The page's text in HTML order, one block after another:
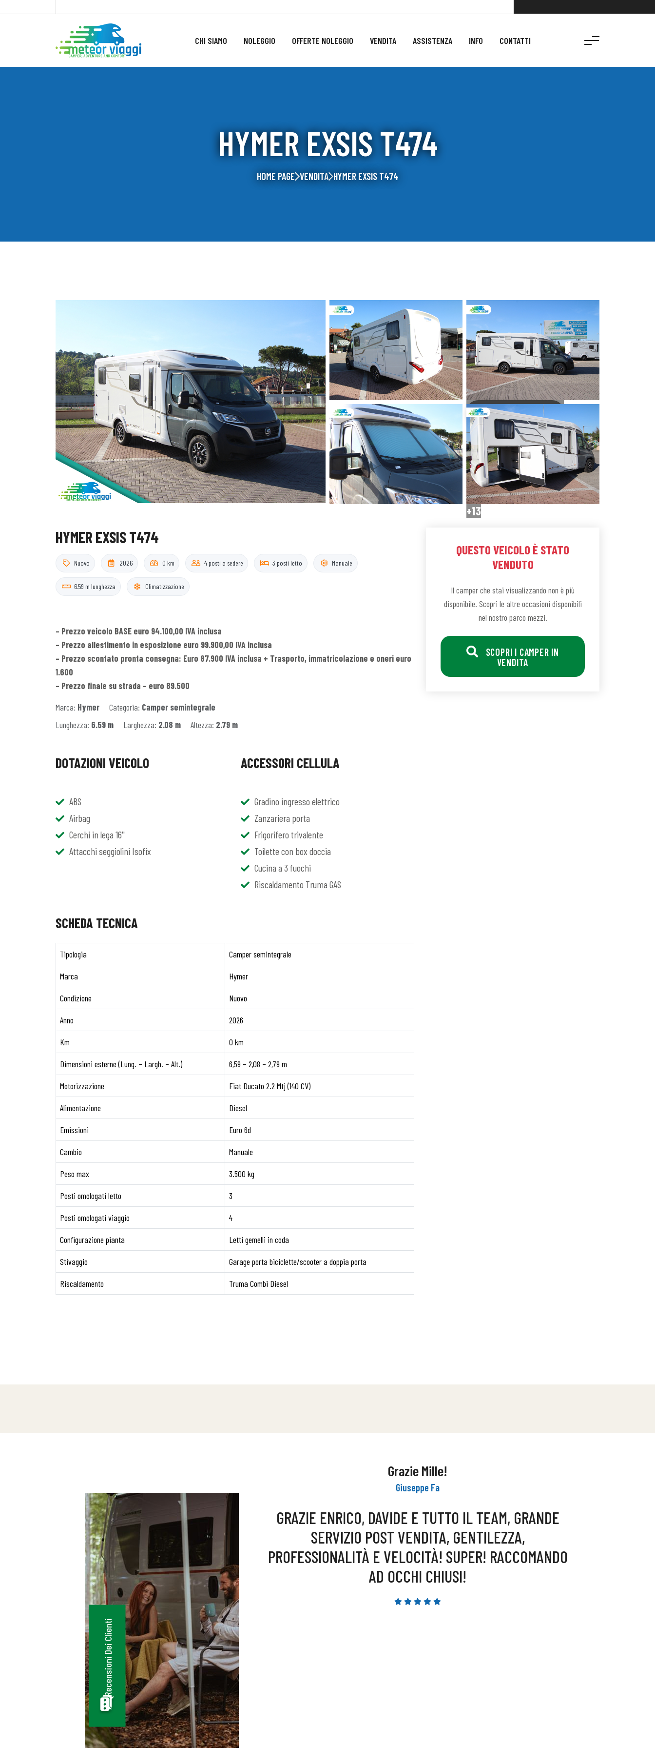
CHI SIAMO NOLEGGIO OFFERTE NOLEGGIO VENDITA ASSISTENZA INFO CONTATTI
HYMER EXSIS T474
HOME PAGE VENDITA HYMER EXSIS T474
guarda il virtual tour
+13
HYMER EXSIS T474
Nuovo 2026 0 km 4 posti a sedere 3 posti letto Manuale
6.59 m lunghezza Climatizzazione
– Prezzo veicolo BASE euro 94.100,00 IVA inclusa
– Prezzo allestimento in esposizione euro 99.900,00 IVA inclusa
– Prezzo scontato pronta consegna: Euro 87.900 IVA inclusa + Trasporto, immatricolazione e oneri euro
1.600
– Prezzo finale su strada – euro 89.500
Marca: Hymer Categoria: Camper semintegrale
Lunghezza: 6.59 m Larghezza: 2.08 m Altezza: 2.79 m
DOTAZIONI VEICOLO
ABS
Airbag
Cerchi in lega 16''
Attacchi seggiolini Isofix
ACCESSORI CELLULA
Gradino ingresso elettrico
Zanzariera porta
Frigorifero trivalente
Toilette con box doccia
Cucina a 3 fuochi
Riscaldamento Truma GAS
SCHEDA TECNICA
Tipologia Camper semintegrale
Marca Hymer
Condizione Nuovo
Anno 2026
Km 0 km
Dimensioni esterne (Lung. – Largh. – Alt.) 6,59 – 2,08 – 2,79 m
Motorizzazione Fiat Ducato 2.2 Mtj (140 CV)
Alimentazione Diesel
Emissioni Euro 6d
Cambio Manuale
Peso max 3.500 kg
Posti omologati letto 3
Posti omologati viaggio 4
Configurazione pianta Letti gemelli in coda
Stivaggio Garage porta biciclette/scooter a doppia porta
Riscaldamento Truma Combi Diesel
QUESTO VEICOLO È STATO
VENDUTO
Il camper che stai visualizzando non è più
disponibile. Scopri le altre occasioni disponibili
nel nostro parco mezzi.
SCOPRI I CAMPER IN
VENDITA
Recensioni Dei Clienti
CAMPER PER UNA SETTIMANA PER UN
CIRCA 2500 KM IN ALCUNE CAPITALI
GENTILE, ACCOGLIENTE E
IL CAMPER NOLEGGIATO
EFFICIENTE. DOTATO DI UN OTTIMO
E UN CONDIZIONATORE NELLA ZONA
ANCHE LA POSSIBILITÀ DI LASCIARE LA
NEL PARCHEGGIO DELL AZIENDA PER
DEL NOLEGGIO SENZA NESSUN
ADDEBITO. OTTIMA ASSISTENZA DEL
COMPLESSIVAMENTE MOLTO
CI RITORNEREMO….
Grazie Mille!
Giuseppe Fa
GRAZIE ENRICO, DAVIDE E TUTTO IL TEAM, GRANDE
SERVIZIO POST VENDITA, GENTILEZZA,
PROFESSIONALITÀ E VELOCITÀ! SUPER! RACCOMANDO
AD OCCHI CHIUSI!